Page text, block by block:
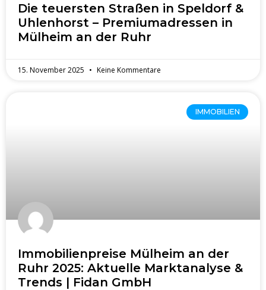
Die teuersten Straßen in Speldorf &
Uhlenhorst – Premiumadressen in
Mülheim an der Ruhr
15. November 2025 Keine Kommentare
IMMOBILIEN
Immobilienpreise Mülheim an der
Ruhr 2025: Aktuelle Marktanalyse &
Trends | Fidan GmbH